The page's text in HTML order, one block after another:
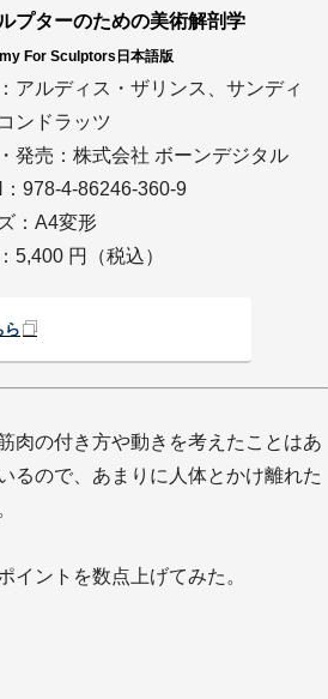
プターのための美術解剖学
For Sculptors日本語版
アルディス・ザリンス、サンディ
ンドラッツ
発売：株式会社 ボーンデジタル
：978-4-86246-360-9
：A4変形
5,400 円（税込）
ら
肉の付き方や動きを考えたことはあ
るので、あまりに人体とかけ離れた
イントを数点上げてみた。